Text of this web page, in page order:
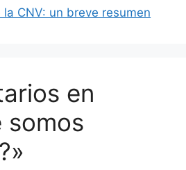
CNV: un breve resumen
en
somos